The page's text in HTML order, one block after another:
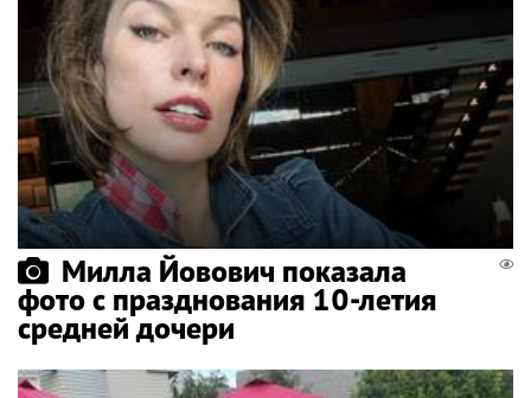
Милла Йовович показала
фото с празднования 10-летия
средней дочери